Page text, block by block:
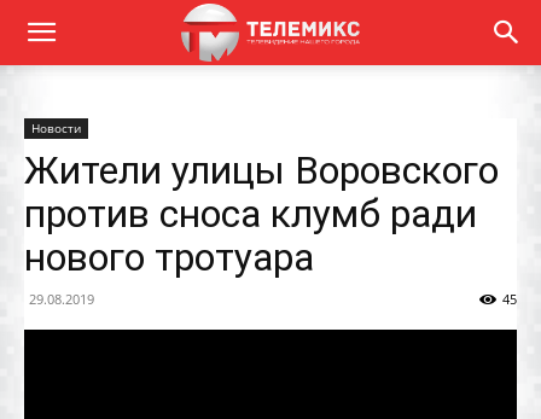
Новости
Жители улицы Воровского
против сноса клумб ради
нового тротуара
29.08.2019 45